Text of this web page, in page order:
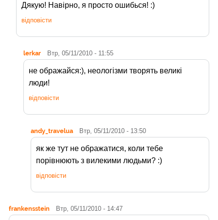
Дякую! Навірно, я просто ошибься! :)
відповісти
lerkar Втр, 05/11/2010 - 11:55
не ображайся:), неологізми творять великі
люди!
відповісти
andy_travelua Втр, 05/11/2010 - 13:50
як же тут не ображатися, коли тебе
порівнюють з вилекими людьми? :)
відповісти
frankensstein Втр, 05/11/2010 - 14:47